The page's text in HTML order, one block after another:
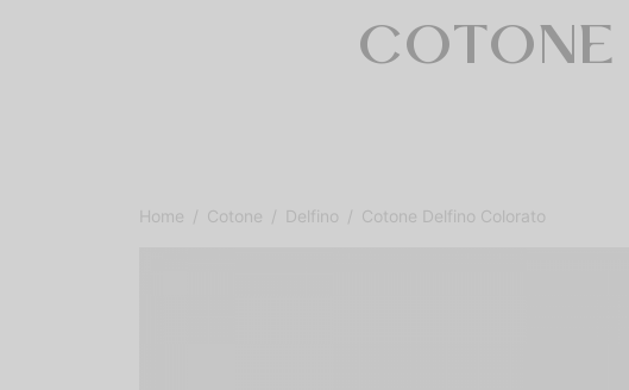
Home / Cotone / Delfino / Cotone Delfino Colorato